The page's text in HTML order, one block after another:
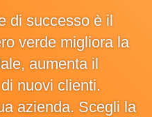
di successo è il
verde migliora la
aumenta il
nuovi clienti.
azienda. Scegli la